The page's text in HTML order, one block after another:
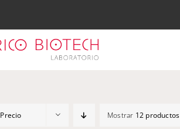
Precio Mostrar 12 productos